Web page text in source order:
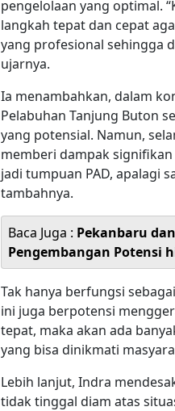
pengelolaan yang optimal.
langkah tepat dan cepat
yang profesional sehingga
ujarnya.
Ia menambahkan, dalam
Pelabuhan Tanjung Buton
yang potensial. Namun,
memberi dampak
jadi tumpuan PAD, apalagi
tambahnya.
Baca Juga : Pekanbaru
Pengembangan Potensi
Tak hanya berfungsi
ini juga berpotensi
tepat, maka akan ada
yang bisa dinikmati
Lebih lanjut, Indra
tidak tinggal diam atas